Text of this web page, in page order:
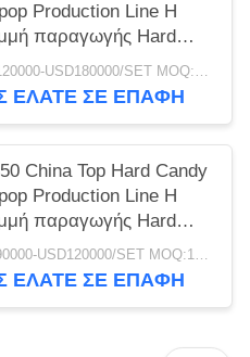
Production Line Η
παραγωγής Hard
Lollipop είναι η γραμμή
Hard Candy
USD120000-USD180000/SET MOQ:1 σύνολο
ΕΛΆΤΕ ΣΕ ΕΠΑΦΉ
China Top Hard Candy
Production Line Η
παραγωγής Hard
Lollipop είναι η γραμμή
Hard Candy
USD90000-USD120000/SET MOQ:1 σύνολο
ΕΛΆΤΕ ΣΕ ΕΠΑΦΉ